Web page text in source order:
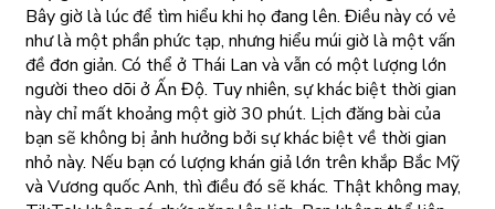
Bây giờ là lúc để tìm hiểu khi họ đang lên. Điều này có vẻ
như là một phần phức tạp, nhưng hiểu múi giờ là một vấn
đề đơn giản. Có thể ở Thái Lan và vẫn có một lượng lớn
người theo dõi ở Ấn Độ. Tuy nhiên, sự khác biệt thời gian
này chỉ mất khoảng một giờ 30 phút. Lịch đăng bài của
bạn sẽ không bị ảnh hưởng bởi sự khác biệt về thời gian
nhỏ này. Nếu bạn có lượng khán giả lớn trên khắp Bắc Mỹ
và Vương quốc Anh, thì điều đó sẽ khác. Thật không may,